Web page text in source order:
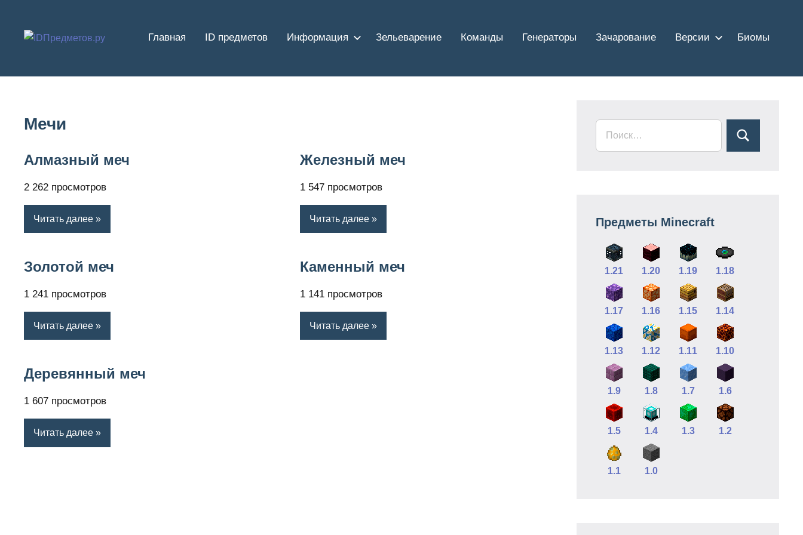
содержимому
Главная ID предметов Информация Зельеварение Команды Генераторы Зачарование Версии Биомы
Мечи
Алмазный меч
2 262 просмотров
Читать далее
Железный меч
1 547 просмотров
Читать далее
Золотой меч
1 241 просмотров
Читать далее
Каменный меч
1 141 просмотров
Читать далее
Деревянный меч
1 607 просмотров
Читать далее
Предметы Minecraft
1.21 1.20 1.19 1.18
1.17 1.16 1.15 1.14
1.13 1.12 1.11 1.10
1.9 1.8 1.7 1.6
1.5 1.4 1.3 1.2
1.1 1.0